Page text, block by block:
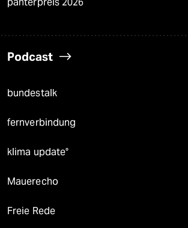
panterpreis 2026
Podcast
bundestalk
fernverbindung
klima update°
Mauerecho
Freie Rede